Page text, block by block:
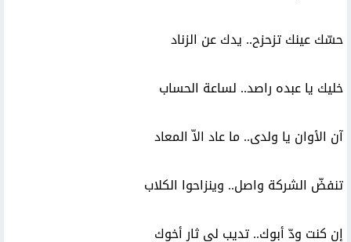
حسّك عينك تزحزح.. يدك عن الزناد
خليك يا عبده راصد.. لساعة الحساب
آن الأوان يا ولدى.. ما عاد الاّ المعاد
تنفضّ الشركة واصل.. وينزاحوا الكلاب
إن كنت ودّ أبوك.. تديب لى ثار أخوك